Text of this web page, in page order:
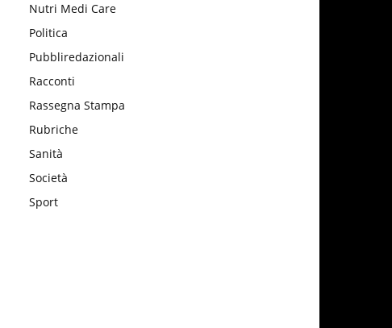
Nutri Medi Care
Politica
Pubbliredazionali
Racconti
Rassegna Stampa
Rubriche
Sanità
Società
Sport